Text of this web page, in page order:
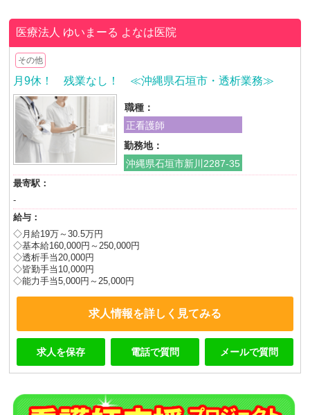
医療法人 ゆいまーる よなは医院
その他
月9休！ 残業なし！ ≪沖縄県石垣市・透析業務≫
職種：
正看護師
勤務地：
沖縄県石垣市新川2287-35
最寄駅：
-
給与：
◇月給19万～30.5万円
◇基本給160,000円～250,000円
◇透析手当20,000円
◇皆勤手当10,000円
◇能力手当5,000円～25,000円
求人情報を詳しく見てみる
求人を保存 電話で質問 メールで質問